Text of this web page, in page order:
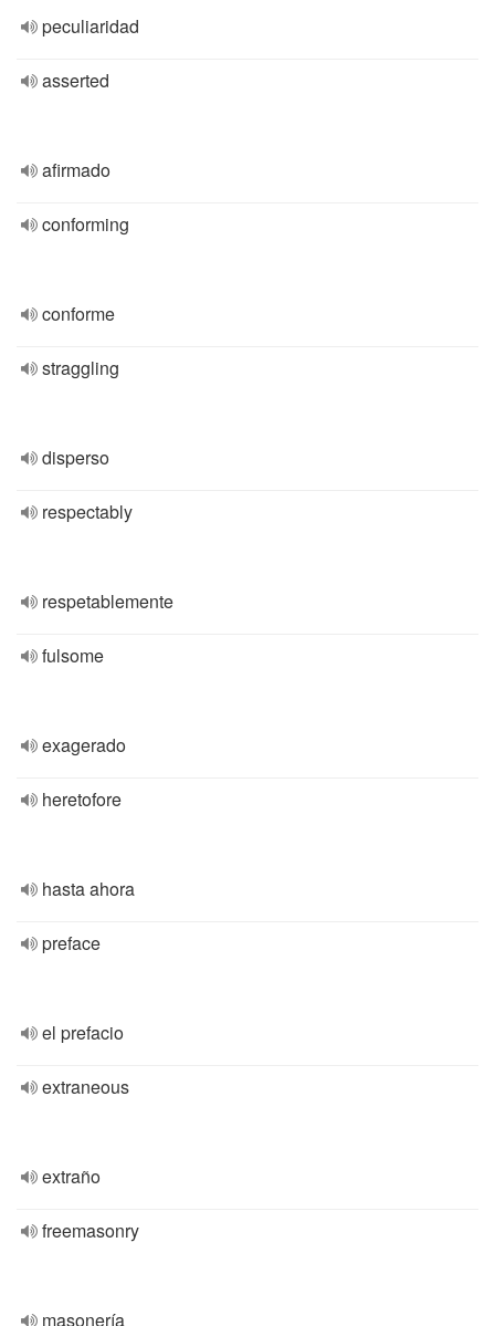
peculiaridad
asserted
afirmado
conforming
conforme
straggling
disperso
respectably
respetablemente
fulsome
exagerado
heretofore
hasta ahora
preface
el prefacio
extraneous
extraño
freemasonry
masonería